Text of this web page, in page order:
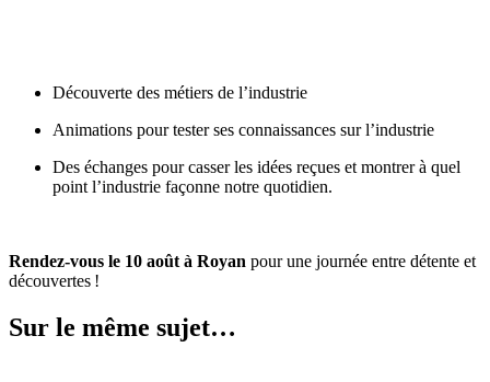
Découverte des métiers de l’industrie
Animations pour tester ses connaissances sur l’industrie
Des échanges pour casser les idées reçues et montrer à quel
point l’industrie façonne notre quotidien.
Rendez-vous le 10 août à Royan pour une journée entre détente et
découvertes !
Sur le même sujet…